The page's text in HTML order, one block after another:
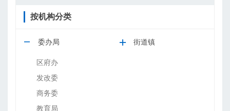
按机构分类
委办局
区府办
发改委
商务委
教育局
街道镇